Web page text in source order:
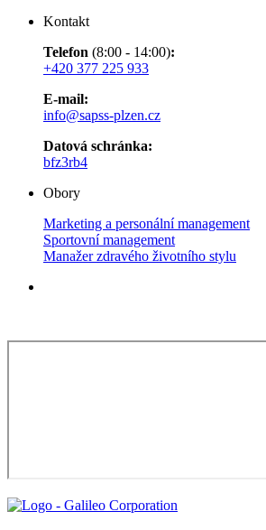
Kontakt
Telefon (8:00 - 14:00):
+420 377 225 933
E-mail:
info@sapss-plzen.cz​​​​​​
Datová schránka:
bfz3rb4
Obory
Marketing a personální management
Sportovní management
Manažer zdravého životního stylu